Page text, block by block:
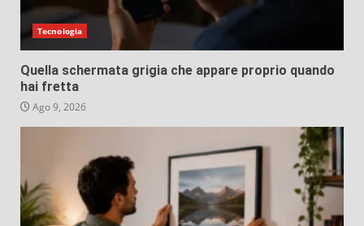
Tecnologia
Quella schermata grigia che appare proprio quando
hai fretta
Ago 9, 2026